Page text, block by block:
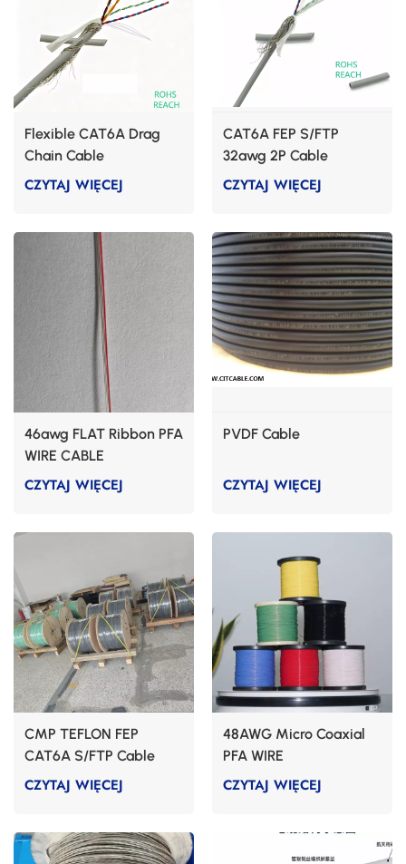
Flexible CAT6A Drag
Chain Cable
CZYTAJ WIĘCEJ
CAT6A FEP S/FTP
32awg 2P Cable
CZYTAJ WIĘCEJ
46awg FLAT Ribbon PFA
WIRE CABLE
CZYTAJ WIĘCEJ
PVDF Cable
CZYTAJ WIĘCEJ
CMP TEFLON FEP
CAT6A S/FTP Cable
CZYTAJ WIĘCEJ
48AWG Micro Coaxial
PFA WIRE
CZYTAJ WIĘCEJ